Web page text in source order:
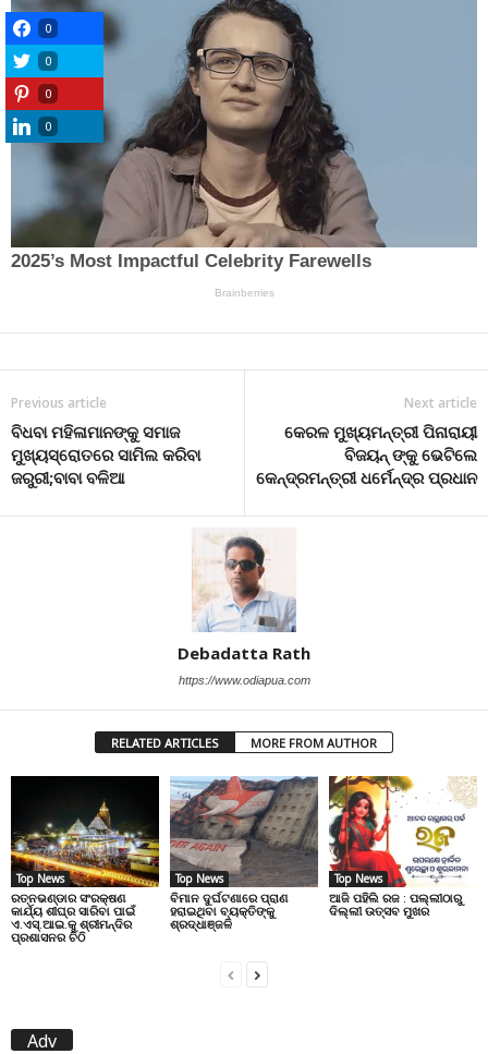
Previous article
ବିଧବା ମହିଳାମାନଙ୍କୁ ସମାଜ
ମୁଖ୍ୟସ୍ରୋତରେ ସାମିଲ କରିବା
ଜରୁରୀ;ବାବା ବଳିଆ
Next article
କେରଳ ମୁଖ୍ୟମନ୍ତ୍ରୀ ପିନାରାୟୀ
ବିଜୟନ୍ ଙ୍କୁ ଭେଟିଲେ
କେନ୍ଦ୍ରମନ୍ତ୍ରୀ ଧର୍ମେନ୍ଦ୍ର ପ୍ରଧାନ
Debadatta Rath
https://www.odiapua.com
RELATED ARTICLES MORE FROM AUTHOR
Top News
ରତ୍ନଭଣ୍ଡାର ସଂରକ୍ଷଣ
କାର୍ଯ୍ୟ ଶୀଘ୍ର ସାରିବା ପାଇଁ
ଏ.ଏସ୍.ଆଇ.କୁ ଶ୍ରୀମନ୍ଦିର
ପ୍ରଶାସନର ଚିଠି
Top News
ବିମାନ ଦୁର୍ଘଟଣାରେ ପ୍ରାଣ
ହରାଇଥିବା ବ୍ୟକ୍ତିଙ୍କୁ
ଶ୍ରଦ୍ଧାଞ୍ଜଳି
Top News
ଆଜି ପହିଲି ରଜ : ପଲ୍ଲୀଠାରୁ
ଦିଲ୍ଲୀ ଉତ୍ସବ ମୁଖର
Adv
0
0
0
0